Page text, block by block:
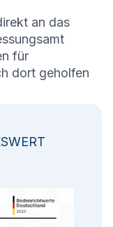
an das
für
dort geholfen